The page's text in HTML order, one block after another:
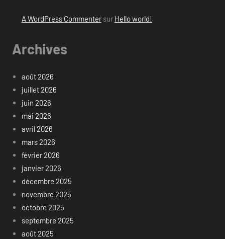
A WordPress Commentersur Hello world!
Archives
août 2026
juillet 2026
juin 2026
mai 2026
avril 2026
mars 2026
février 2026
janvier 2026
décembre 2025
novembre 2025
octobre 2025
septembre 2025
août 2025